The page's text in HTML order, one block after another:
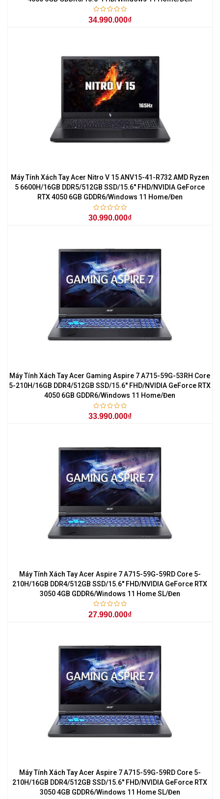
34.990.000₫
Máy Tính Xách Tay Acer Nitro V 15 ANV15-41-R732 AMD Ryzen
5 6600H/16GB DDR5/512GB SSD/15.6'' FHD/NVIDIA GeForce
RTX 4050 6GB GDDR6/Windows 11 Home/Đen
30.990.000₫
Máy Tính Xách Tay Acer Gaming Aspire 7 A715-59G-53RH Core
5-210H/16GB DDR4/512GB SSD/15.6'' FHD/NVIDIA GeForce RTX
4050 6GB GDDR6/Windows 11 Home/Đen
33.990.000₫
Máy Tính Xách Tay Acer Aspire 7 A715-59G-59RD Core 5-
210H/16GB DDR4/512GB SSD/15.6'' FHD/NVIDIA GeForce RTX
3050 4GB GDDR6/Windows 11 Home SL/Đen
27.990.000₫
Máy Tính Xách Tay Acer Aspire 7 A715-59G-59RD Core 5-
210H/16GB DDR4/512GB SSD/15.6'' FHD/NVIDIA GeForce RTX
3050 4GB GDDR6/Windows 11 Home SL/Đen